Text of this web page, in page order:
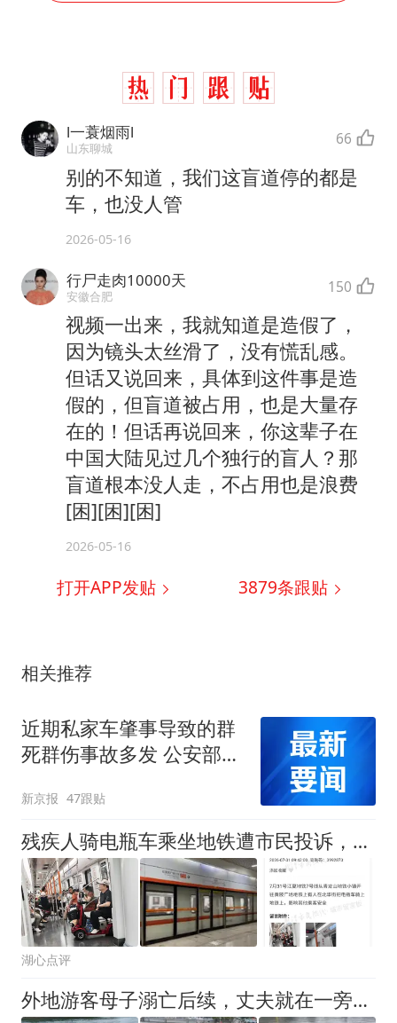
l一蓑烟雨l
山东聊城 66
别的不知道，我们这盲道停的都是
车，也没人管
2026-05-16
行尸走肉10000天
安徽合肥 150
视频一出来，我就知道是造假了，
因为镜头太丝滑了，没有慌乱感。
但话又说回来，具体到这件事是造
假的，但盲道被占用，也是大量存
在的！但话再说回来，你这辈子在
中国大陆见过几个独行的盲人？那
盲道根本没人走，不占用也是浪费
[困][困][困]
2026-05-16
打开APP发贴 3879条跟贴
相关推荐
近期私家车肇事导致的群
死群伤事故多发 公安部交
新京报 47跟贴
残疾人骑电瓶车乘坐地铁遭市民投诉，武汉地铁最新回应！
湖心点评
外地游客母子溺亡后续，丈夫就在一旁，求会游泳的人帮忙